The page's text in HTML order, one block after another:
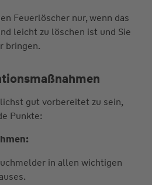
Feuerlöscher nur, wenn das
leicht zu löschen ist und Sie
bringen.
gut vorbereitet zu sein,
Punkte:
in allen wichtigen